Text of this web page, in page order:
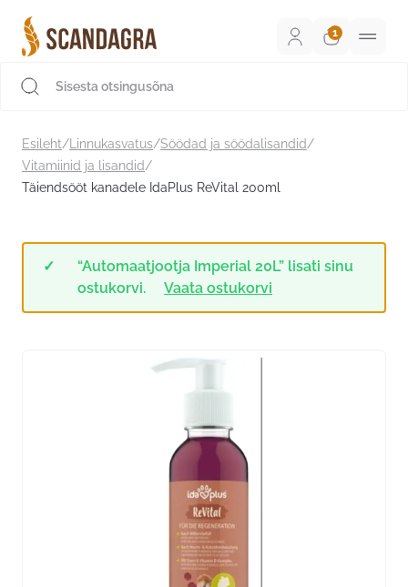
sisu
juurde
Esileht/ Linnukasvatus/Söödad ja söödalisandid/
Vitamiinid ja lisandid/
Täiendsööt kanadele IdaPlus ReVital 200ml
“Automaatjootja Imperial 20L” lisati sinu
ostukorvi.
Vaata ostukorvi